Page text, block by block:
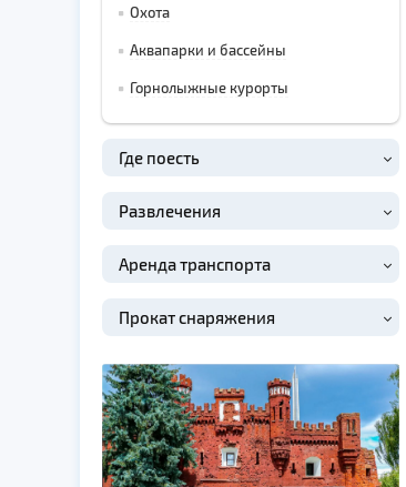
Охота
Аквапарки и бассейны
Горнолыжные курорты
Где поесть
Развлечения
Аренда транспорта
Прокат снаряжения